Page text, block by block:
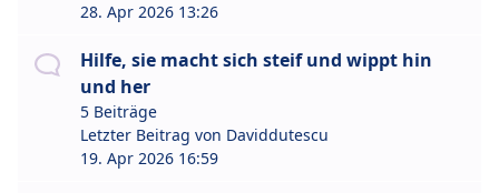
28. Apr 2026 13:26
Hilfe, sie macht sich steif und wippt hin
und her
5 Beiträge
Letzter Beitrag von Daviddutescu
19. Apr 2026 16:59